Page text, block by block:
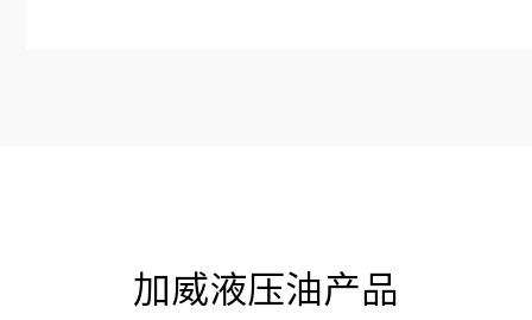
加威液压油产品